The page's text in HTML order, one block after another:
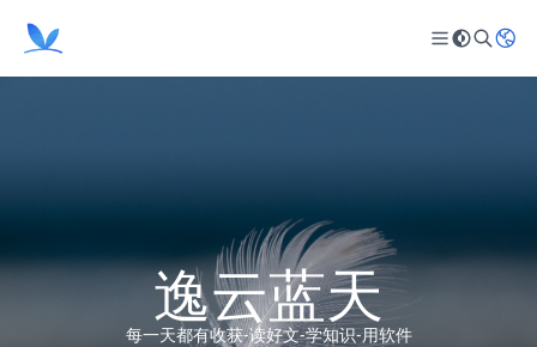
逸云蓝天
每一天都有收获-读好文-学知识-用软件